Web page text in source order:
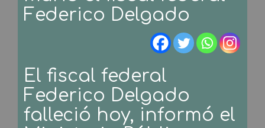
Federico Delgado
El fiscal federal
Federico Delgado
falleció hoy, informó el